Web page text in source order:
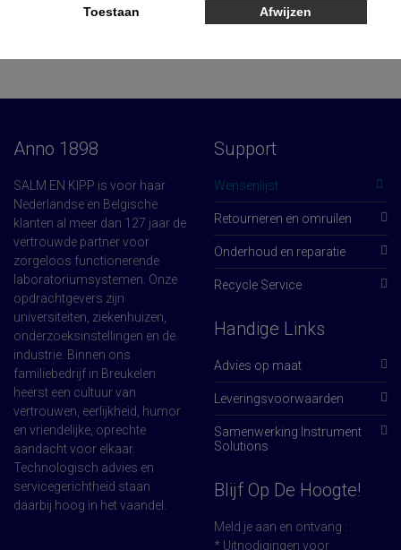
Er Zijn Geen Producten In Uw Wensenlijst
Anno 1898
SALM EN KIPP is voor haar
Nederlandse en Belgische
klanten al meer dan 127 jaar de
vertrouwde partner voor
zorgeloos functionerende
laboratoriumsystemen. Onze
opdrachtgevers zijn
universiteiten, ziekenhuizen,
onderzoeksinstellingen en de
industrie. Binnen ons
familiebedrijf in Breukelen
heerst een cultuur van
vertrouwen, eerlijkheid, humor
en vriendelijke, oprechte
aandacht voor elkaar.
Technologisch advies en
servicegerichtheid staan
daarbij hoog in het vaandel.
Support
Wensenlijst
Retourneren en omruilen
Onderhoud en reparatie
Recycle Service
Handige Links
Advies op maat
Leveringsvoorwaarden
Samenwerking Instrument
Solutions
Blijf Op De Hoogte!
Meld je aan en ontvang :
* Uitnodigingen voor